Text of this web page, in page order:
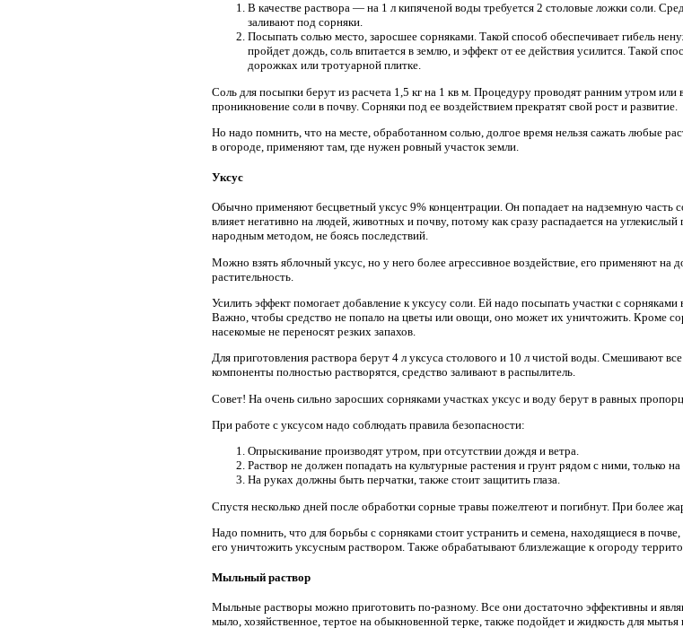
В качестве раствора — на 1 л кипяченой воды требуется 2 столовые ложки соли.
заливают под сорняки.
Посыпать солью место, заросшее сорняками. Такой способ обеспечивает гибель
пройдет дождь, соль впитается в землю, и эффект от ее действия усилится. Такой
дорожках или тротуарной плитке.
Соль для посыпки берут из расчета 1,5 кг на 1 кв м. Процедуру проводят ранним утром
проникновение соли в почву. Сорняки под ее воздействием прекратят свой рост и развитие.
Но надо помнить, что на месте, обработанном солью, долгое время нельзя сажать любые
в огороде, применяют там, где нужен ровный участок земли.
Уксус
Обычно применяют бесцветный уксус 9% концентрации. Он попадает на надземную часть
влияет негативно на людей, животных и почву, потому как сразу распадается на
народным методом, не боясь последствий.
Можно взять яблочный уксус, но у него более агрессивное воздействие, его применяют на
растительность.
Усилить эффект помогает добавление к уксусу соли. Ей надо посыпать участки с
Важно, чтобы средство не попало на цветы или овощи, оно может их уничтожить. Кроме
насекомые не переносят резких запахов.
Для приготовления раствора берут 4 л уксуса столового и 10 л чистой воды. Смешивают
компоненты полностью растворятся, средство заливают в распылитель.
Совет! На очень сильно заросших сорняками участках уксус и воду берут в равных
При работе с уксусом надо соблюдать правила безопасности:
Опрыскивание производят утром, при отсутствии дождя и ветра.
Раствор не должен попадать на культурные растения и грунт рядом с ними, только на
На руках должны быть перчатки, также стоит защитить глаза.
Спустя несколько дней после обработки сорные травы пожелтеют и погибнут. При более
Надо помнить, что для борьбы с сорняками стоит устранить и семена, находящиеся в
его уничтожить уксусным раствором. Также обрабатывают близлежащие к огороду
Мыльный раствор
Мыльные растворы можно приготовить по-разному. Все они достаточно эффективны и
мыло, хозяйственное, тертое на обыкновенной терке, также подойдет и жидкость для мытья